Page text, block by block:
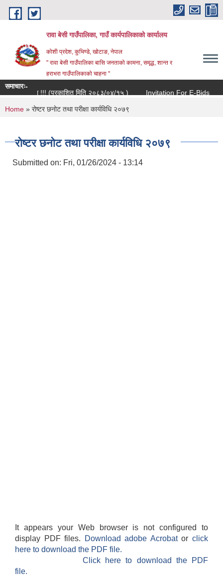
Skip to main content
रावा बेसी गाउँपालिका, गाउँ कार्यपालिकाको कार्यालय
कोशी प्रदेश, कुभिण्डे, खोटाङ, नेपाल
" रावा बेसी गाउँपालिका बासि जनताको कामना, समृद्ध, शान्त र
हराभरा गाउँपालिकाको चाहना "
समाचारः-
सूचना !!! (प्रकाशित मिति २०८३/०४/१५ )
Invitation For E-Bids
You are here
Home » रोष्टर छनोट तथा परीक्षा कार्यविधि २०७९
रोष्टर छनोट तथा परीक्षा कार्यविधि २०७९
Submitted on: Fri, 01/26/2024 - 13:14
It appears your Web browser is not configured to
display PDF files.
Download adobe Acrobatorclick
here to download the PDF file.
Click here to download the PDF
file.